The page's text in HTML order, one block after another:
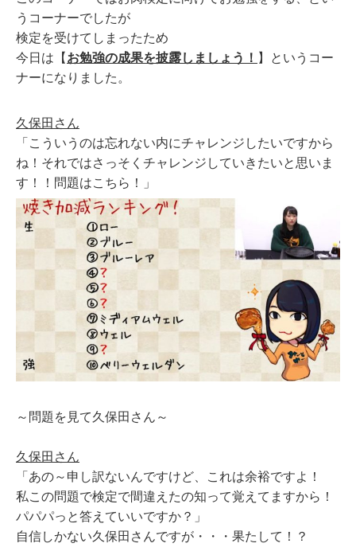
うコーナーでしたが
検定を受けてしまったため
今日は【 お勉強の成果を披露しましょう！ 】というコー
ナーになりました。
久保田さん
「こういうのは忘れない内にチャレンジしたいですから
ね！それではさっそくチャレンジしていきたいと思いま
す！！問題はこちら！」
～問題を見て久保田さん～
久保田さん
「あの～申し訳ないんですけど、これは余裕ですよ！
私この問題で検定で間違えたの知って覚えてますから！
パパパっと答えていいですか？」
自信しかない久保田さんですが・・・果たして！？